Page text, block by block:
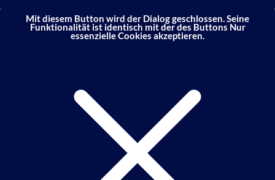
Mit diesem Button wird der Dialog geschlossen. Seine
Funktionalität ist identisch mit der des Buttons Nur
essenzielle Cookies akzeptieren.